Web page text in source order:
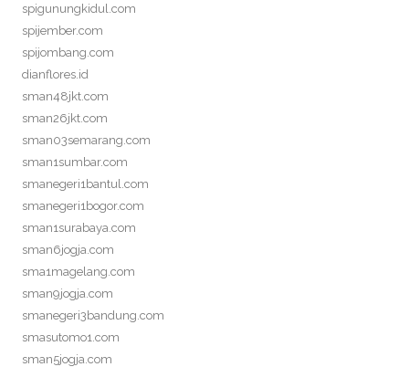
spigunungkidul.com
spijember.com
spijombang.com
dianflores.id
sman48jkt.com
sman26jkt.com
sman03semarang.com
sman1sumbar.com
smanegeri1bantul.com
smanegeri1bogor.com
sman1surabaya.com
sman6jogja.com
sma1magelang.com
sman9jogja.com
smanegeri3bandung.com
smasutomo1.com
sman5jogja.com